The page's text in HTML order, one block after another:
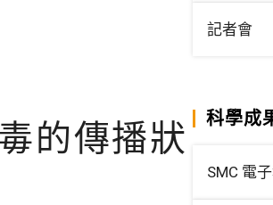
的傳播狀
記者會
科學成
SMC 電